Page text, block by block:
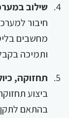
שילוב
מחשבים
ותמיכה
תחזוקה,
ביצוע